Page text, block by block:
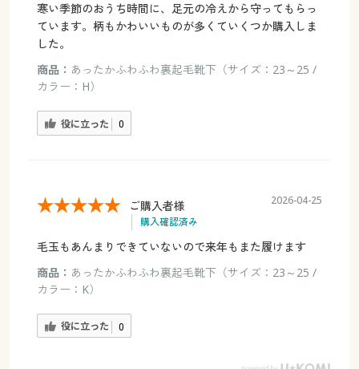
寒い季節のおうち時間に、足元の冷えから守ってもらっ
ています。柄もかわいいものが多くていくつか購入しま
した。
商品： あったかふわふわ裏起毛靴下（サイズ：23～25 /
カラー：H）
役に立った 0
ご購入者様
購入確認済み
2026-04-25
毛玉もあんまりできていないので来年もまた履けます
商品： あったかふわふわ裏起毛靴下（サイズ：23～25 /
カラー：K）
役に立った 0